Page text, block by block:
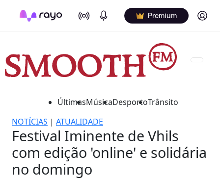
On Air Podcasts Premium Log in
ÚltimasMúsicaDesportoTrânsito
NOTÍCIAS | ATUALIDADE
Festival Iminente de Vhils
com edição 'online' e solidária
no domingo